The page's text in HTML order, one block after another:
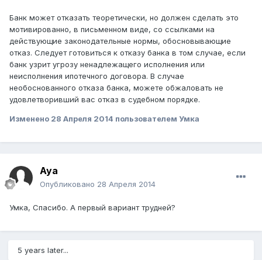
Банк может отказать теоретически, но должен сделать это
мотивированно, в письменном виде, со ссылками на
действующие законодательные нормы, обосновывающие
отказ. Следует готовиться к отказу банка в том случае, если
банк узрит угрозу ненадлежащего исполнения или
неисполнения ипотечного договора. В случае
необоснованного отказа банка, можете обжаловать не
удовлетворивший вас отказ в судебном порядке.
Изменено 28 Апреля 2014 пользователем Умка
Aya
Опубликовано 28 Апреля 2014
Умка, Спасибо. А первый вариант трудней?
5 years later...